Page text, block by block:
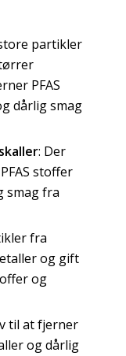
partikler
PFAS
dårlig smag
: Der
stoffer
smag fra
fra
og gift
og
til at fjerner
og dårlig